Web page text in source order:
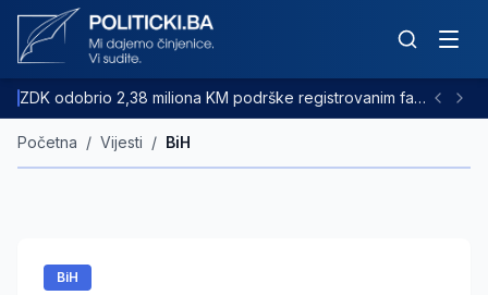
ZDK odobrio 2,38 miliona KM podrške registrovanim farmama goveda
Početna / Vijesti / BiH
BiH